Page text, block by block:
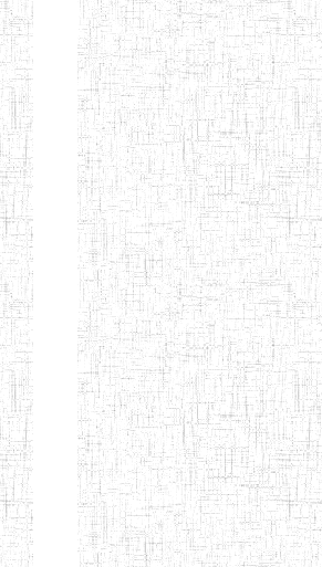
Etablissements
d'enseignement
normal
ENI
Chercher:
Effacer les filtres
Denomination
Type